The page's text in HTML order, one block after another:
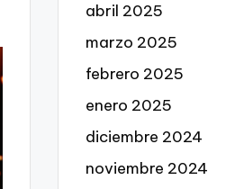
abril 2025
marzo 2025
febrero 2025
enero 2025
diciembre 2024
noviembre 2024